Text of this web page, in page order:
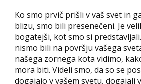
Ko smo prvič prišli v vaš svet in
blizu, smo bili presenečeni. Je
bogatejši, kot smo si
nismo bili na površju vašega
našega zornega kota vidimo,
mora biti. Videli smo, da so se
dogajajo v vašem svetu, dogajali